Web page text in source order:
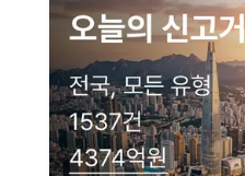
네이버 지
현재 네이버 지도 연결이 원활하